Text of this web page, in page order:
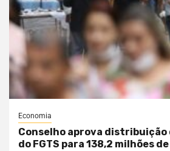
Economia
Conselho aprova distribuição
do FGTS para 138,2 milhões